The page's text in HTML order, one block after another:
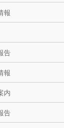
報
告
報
内
告